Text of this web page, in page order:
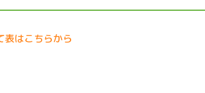
表はこちらから